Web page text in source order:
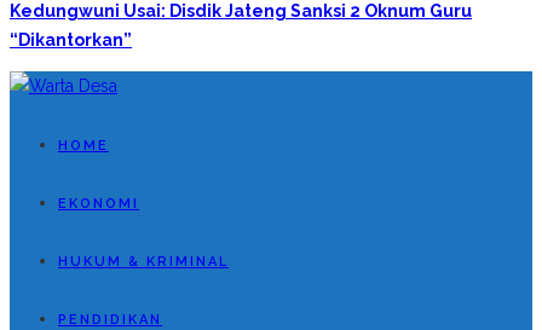
Kedungwuni Usai: Disdik Jateng Sanksi 2 Oknum Guru
“Dikantorkan”
HOME
EKONOMI
HUKUM & KRIMINAL
PENDIDIKAN